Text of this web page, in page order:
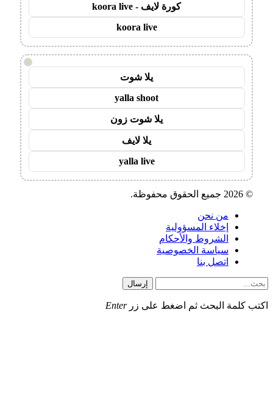
كورة لايف - koora live
koora live
!
يلا شوت
yalla shoot
يلا شوت زون
يلا لايف
yalla live
© 2026 جميع الحقوق محفوظة.
من نحن
إخلاء المسؤولية
الشروط والأحكام
سياسة الخصوصية
اتصل بنا
إرسال
اكتب كلمة البحث ثم اضغط على زر Enter